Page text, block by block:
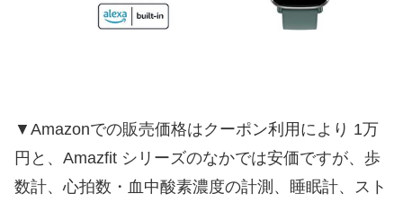
▼Amazonでの販売価格はクーポン利用により 1万
円と、Amazfit シリーズのなかでは安価ですが、歩
数計、心拍数・血中酸素濃度の計測、睡眠計、スト